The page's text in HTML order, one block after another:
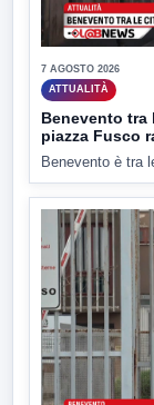
7 AGOSTO 2026
ATTUALITÀ
Benevento tra
piazza Fusco
Benevento è tra